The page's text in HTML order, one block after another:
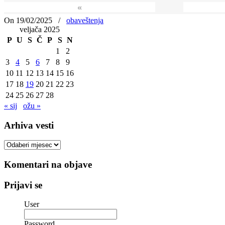
«
On 19/02/2025
/
obaveštenja
veljača 2025
P U S Č P S N
1
2
3
4 5 6 7 8
9
10 11 12 13 14 15 16
17 18 19 20 21 22 23
24 25 26 27 28
« sij
ožu »
Arhiva vesti
Arhiva
Komentari na objave
Prijavi se
User